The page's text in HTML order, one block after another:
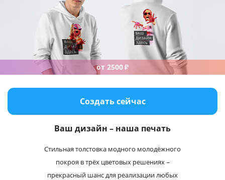
Интерьерная печать
Фотоподарки
Багетная мастерская
Полиграфия
Услуги и сервис
Создать сейчас
от 2500₽
Ваш дизайн – наша печать
Стильная толстовка модного молодёжного
покроя в трёх цветовых решениях –
прекрасный шанс для реализации любых